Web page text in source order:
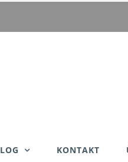
KONTAKT